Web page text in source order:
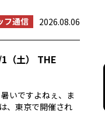
フ通信
2026.08.06
（土） THE
いですよねぇ、ま
、東京で開催され